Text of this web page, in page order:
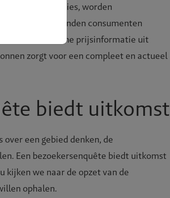
banktransacties, worden
van tienduizenden consumenten
als offline prijsinformatie uit
zorgt voor een compleet en actueel
biedt uitkomst
een gebied denken, de
Een bezoekersenquête biedt uitkomst
we naar de opzet van de
ophalen.